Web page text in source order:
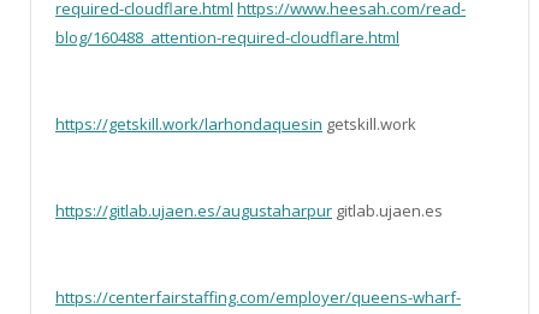
required-cloudflare.html https://www.heesah.com/read-
blog/160488_attention-required-cloudflare.html
https://getskill.work/larhondaquesin getskill.work
https://gitlab.ujaen.es/augustaharpur gitlab.ujaen.es
https://centerfairstaffing.com/employer/queens-wharf-